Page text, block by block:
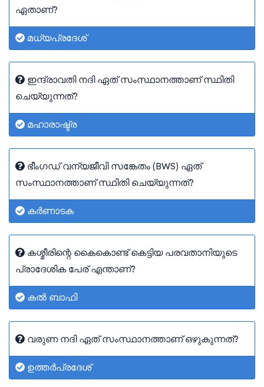
ഏതാണ്?
മധ്യപ്രദേശ്
ഇന്ദ്രാവതി നദി ഏത് സംസ്ഥാനത്താണ് സ്ഥിതി
ചെയ്യുന്നത്?
മഹാരാഷ്ട്ര
ഭീംഗഡ് വന്യജീവി സങ്കേതം (BWS) ഏത്
സംസ്ഥാനത്താണ് സ്ഥിതി ചെയ്യുന്നത്?
കർണാടക
കശ്മീരിന്റെ കൈകൊണ്ട് കെട്ടിയ പരവതാനിയുടെ
പ്രാദേശിക പേര് എന്താണ്?
കൽ ബാഫി
വരുണ നദി ഏത് സംസ്ഥാനത്താണ് ഒഴുകുന്നത്?
ഉത്തർപ്രദേശ്